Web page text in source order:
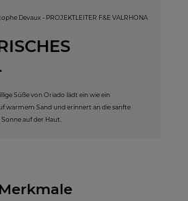
Devaux - PROJEKTLEITER F&E VALRHONA
Süße von Oriado lädt ein wie ein
warmem Sand und erinnert an die sanfte
auf der Haut.
Merkmale